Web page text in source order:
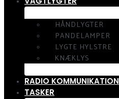
HÅNDLYGTER
PANDELAMPER
LYGTE HYLSTRE
KNÆKLYS
RADIO KOMMUNIKATION
TASKER